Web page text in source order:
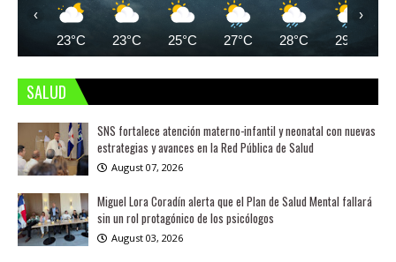
23°C 23°C 25°C 27°C 28°C 29°C
‹ ›
SALUD
SNS fortalece atención materno-infantil y neonatal con nuevas
estrategias y avances en la Red Pública de Salud
August 07, 2026
Miguel Lora Coradín alerta que el Plan de Salud Mental fallará
sin un rol protagónico de los psicólogos
August 03, 2026